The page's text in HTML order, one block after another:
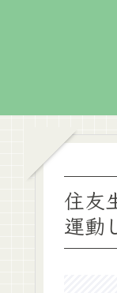
住友
運動